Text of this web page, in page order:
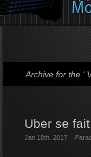
Archive for the ‘
Uber se
Jan 18th. 2017 Par